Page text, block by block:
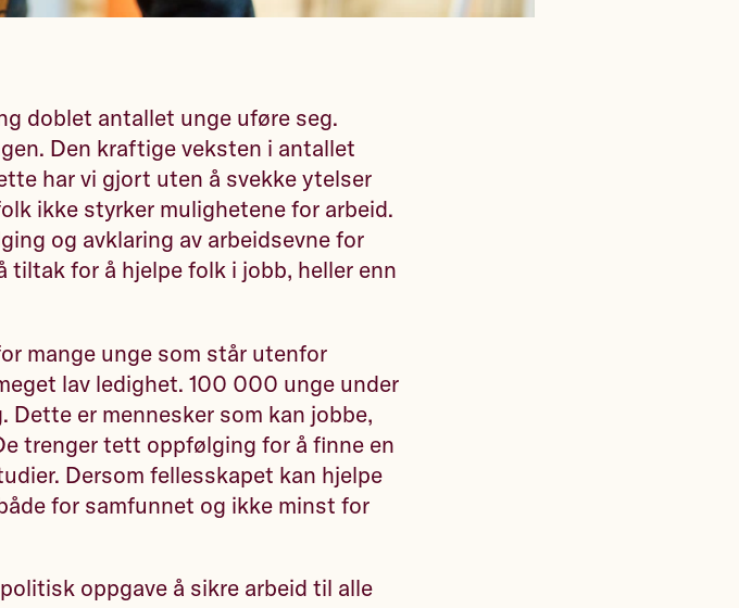
doblet antallet unge uføre seg.
Den kraftige veksten i antallet
har vi gjort uten å svekke ytelser
ikke styrker mulighetene for arbeid.
og avklaring av arbeidsevne for
tiltak for å hjelpe folk i jobb, heller enn
mange unge som står utenfor
lav ledighet. 100 000 unge under
er mennesker som kan jobbe,
trenger tett oppfølging for å finne en
Dersom fellesskapet kan hjelpe
for samfunnet og ikke minst for
oppgave å sikre arbeid til alle